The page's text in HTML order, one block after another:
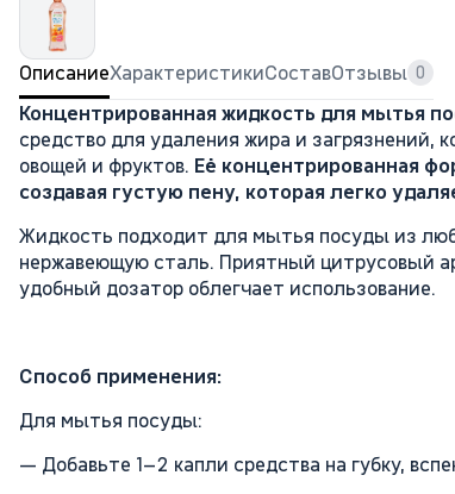
ОписаниеХарактеристикиСоставОтзывы 0
Концентрированная жидкость для мытья
средство для удаления жира и загрязнений,
овощей и фруктов. Её концентрированная
создавая густую пену, которая легко
Жидкость подходит для мытья посуды из
нержавеющую сталь. Приятный цитрусовый
удобный дозатор облегчает использование.
Способ применения:
Для мытья посуды:
— Добавьте 1–2 капли средства на губку,